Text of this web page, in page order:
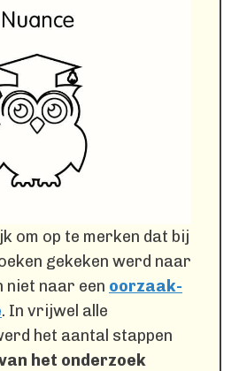
om op te merken dat bij
gekeken werd naar
niet naar een oorzaak-
. In vrijwel alle
het aantal stappen
het onderzoek